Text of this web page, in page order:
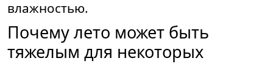
влажностью.
Почему лето может быть
тяжелым для некоторых